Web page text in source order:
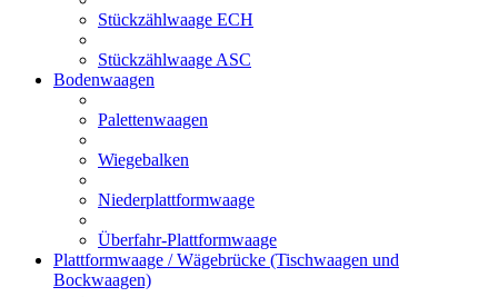
Stückzählwaage ECH
Stückzählwaage ASC
Bodenwaagen
Palettenwaagen
Wiegebalken
Niederplattformwaage
Überfahr-Plattformwaage
Plattformwaage / Wägebrücke (Tischwaagen und
Bockwaagen)